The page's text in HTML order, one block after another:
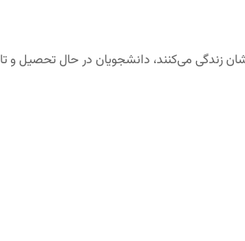
زندگی می‌کنند، دانشجویان در حال تحصیل و